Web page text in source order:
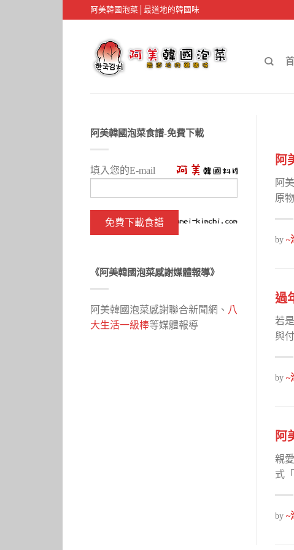
阿美韓國泡菜│最道地的韓國味
阿
阿
原
by ~
過
若
與
by ~
阿
親
式
by ~
阿美韓國泡菜食譜-免費下載
填入您的E-mail
《阿美韓國泡菜感謝媒體報導》
阿美韓國泡菜感謝聯合新聞網、 八
大生活一級棒等媒體報導